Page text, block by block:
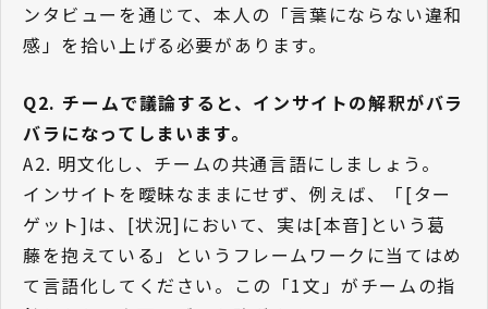
ンタビューを通じて、本人の「言葉にならない違和
感」を拾い上げる必要があります。
Q2. チームで議論すると、インサイトの解釈がバラ
バラになってしまいます。
A2. 明文化し、チームの共通言語にしましょう。
インサイトを曖昧なままにせず、例えば、「[ター
ゲット]は、[状況]において、実は[本音]という葛
藤を抱えている」というフレームワークに当てはめ
て言語化してください。この「1文」がチームの指